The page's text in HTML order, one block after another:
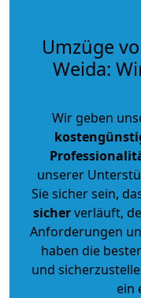
Umzüge
Weida:
Wir geben
unserer
Sie sicher sein,
sicherverläuft,
Anforderungen
haben die
und
ein